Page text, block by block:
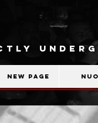
New Page